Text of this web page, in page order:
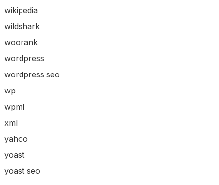
wikipedia
wildshark
woorank
wordpress
wordpress seo
wp
wpml
xml
yahoo
yoast
yoast seo